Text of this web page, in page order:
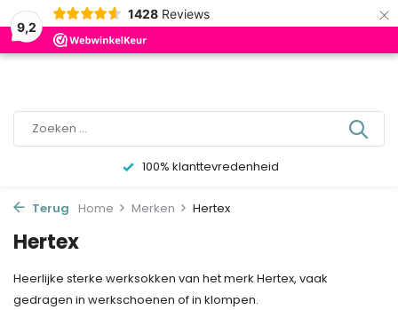
9,2
1428 Reviews ×
0
100% klanttevredenheid
Terug Home Merken Hertex
Hertex
Heerlijke sterke werksokken van het merk Hertex, vaak
gedragen in werkschoenen of in klompen.